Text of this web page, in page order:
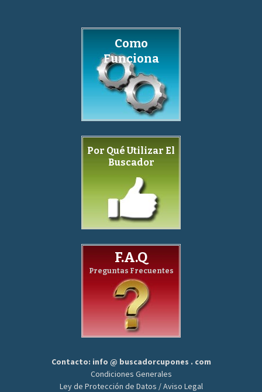
Como
Funciona
Por Qué Utilizar El
Buscador
F.A.Q
Preguntas Frecuentes
Contacto: info @ buscadorcupones . com
Condiciones Generales
Ley de Protección de Datos / Aviso Legal